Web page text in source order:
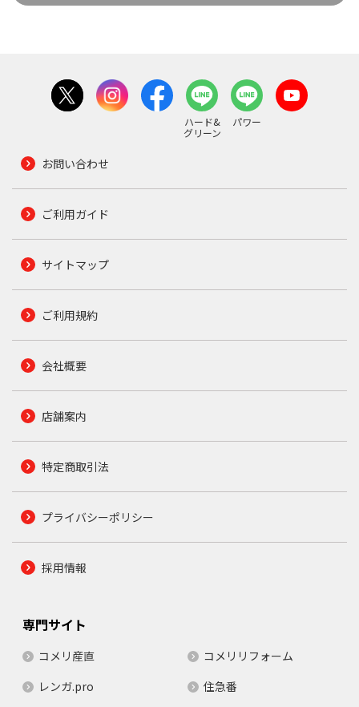
ハード&
グリーン
パワー
お問い合わせ
ご利用ガイド
サイトマップ
ご利用規約
会社概要
店舗案内
特定商取引法
プライバシーポリシー
採用情報
専門サイト
コメリ産直
コメリリフォーム
レンガ.pro
住急番